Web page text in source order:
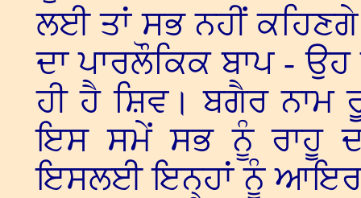
ਲਈ ਤਾਂ ਸਭ ਨਹੀਂ
ਦਾ ਪਾਰਲੌਕਿਕ ਬਾਪ -
ਹੀ ਹੈ ਸ਼ਿਵ। ਬਗੈਰ ਨਾਮ
ਇਸ ਸਮੇਂ ਸਭ ਨੂੰ ਰਾਹੂ
ਇਸਲਈ ਇਨ੍ਹਾਂ ਨੂੰ ਆਇਰਨ